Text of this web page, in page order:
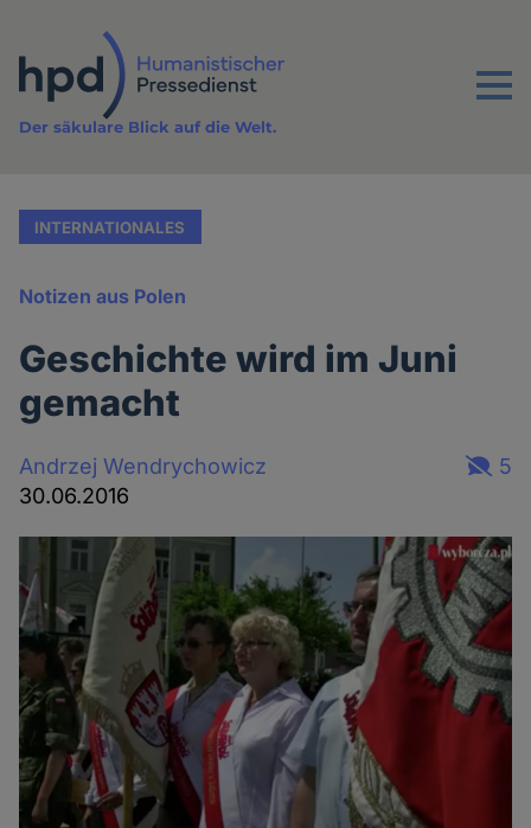
Inhalt
Menu
Der säkulare Blick auf die Welt.
INTERNATIONALES
Notizen aus Polen
Geschichte wird im Juni
gemacht
Andrzej Wendrychowicz
30.06.2016
5